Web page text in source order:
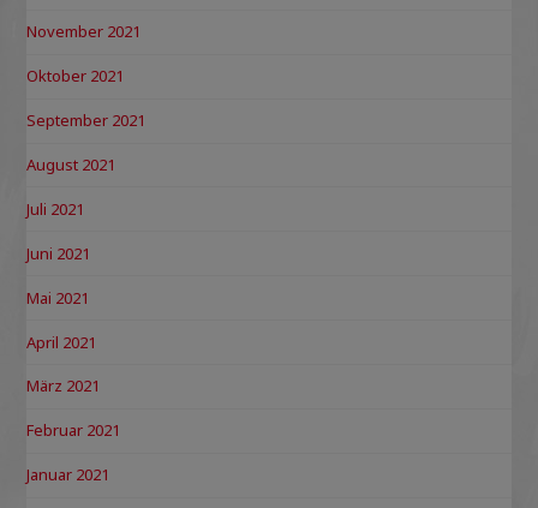
November 2021
Oktober 2021
September 2021
August 2021
Juli 2021
Juni 2021
Mai 2021
April 2021
März 2021
Februar 2021
Januar 2021